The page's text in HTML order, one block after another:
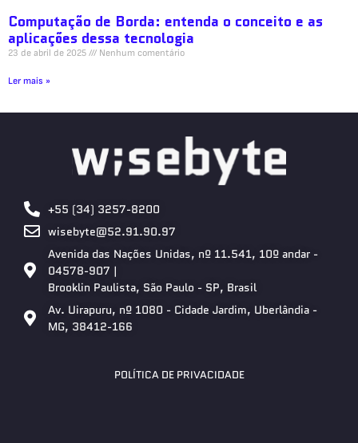
Computação de Borda: entenda o conceito e as
aplicações dessa tecnologia
23 de abril de 2025 Nenhum comentário
Ler mais »
+55 (34) 3257-8200
wisebyte@52.91.90.97
Avenida das Nações Unidas, nº 11.541, 10º andar -
04578-907 |
Brooklin Paulista, São Paulo - SP, Brasil
Av. Uirapuru, nº 1080 - Cidade Jardim, Uberlândia -
MG, 38412-166
POLÍTICA DE PRIVACIDADE